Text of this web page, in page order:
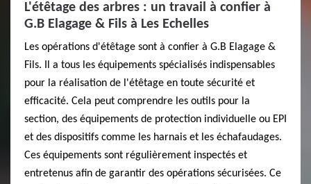
L'étêtage des arbres : un travail à confier à
G.B Elagage & Fils à Les Echelles
Les opérations d'étêtage sont à confier à G.B Elagage &
Fils. Il a tous les équipements spécialisés indispensables
pour la réalisation de l'étêtage en toute sécurité et
efficacité. Cela peut comprendre les outils pour la
section, des équipements de protection individuelle ou EPI
et des dispositifs comme les harnais et les échafaudages.
Ces équipements sont régulièrement inspectés et
entretenus afin de garantir des opérations sécurisées. Ce